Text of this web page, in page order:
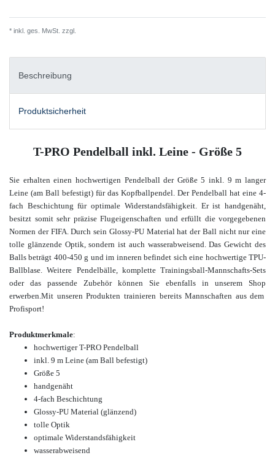
* inkl. ges. MwSt. zzgl.
Beschreibung
Produktsicherheit
T-PRO Pendelball inkl. Leine - Größe 5
Sie erhalten einen hochwertigen Pendelball der Größe 5 inkl. 9 m langer
Leine (am Ball befestigt) für das Kopfballpendel. Der Pendelball hat eine 4-
fach Beschichtung für optimale Widerstandsfähigkeit. Er ist handgenäht,
besitzt somit sehr präzise Flugeigenschaften und erfüllt die vorgegebenen
Normen der FIFA. Durch sein Glossy-PU Material hat der Ball nicht nur eine
tolle glänzende Optik, sondern ist auch wasserabweisend. Das Gewicht des
Balls beträgt 400-450 g und im inneren befindet sich eine hochwertige TPU-
Ballblase. Weitere Pendelbälle, komplette Trainingsball-Mannschafts-Sets
oder das passende Zubehör können Sie ebenfalls in unserem Shop
erwerben.Mit unseren Produkten trainieren bereits Mannschaften aus dem
Profisport!
Produktmerkmale:
hochwertiger T-PRO Pendelball
inkl. 9 m Leine (am Ball befestigt)
Größe 5
handgenäht
4-fach Beschichtung
Glossy-PU Material (glänzend)
tolle Optik
optimale Widerstandsfähigkeit
wasserabweisend